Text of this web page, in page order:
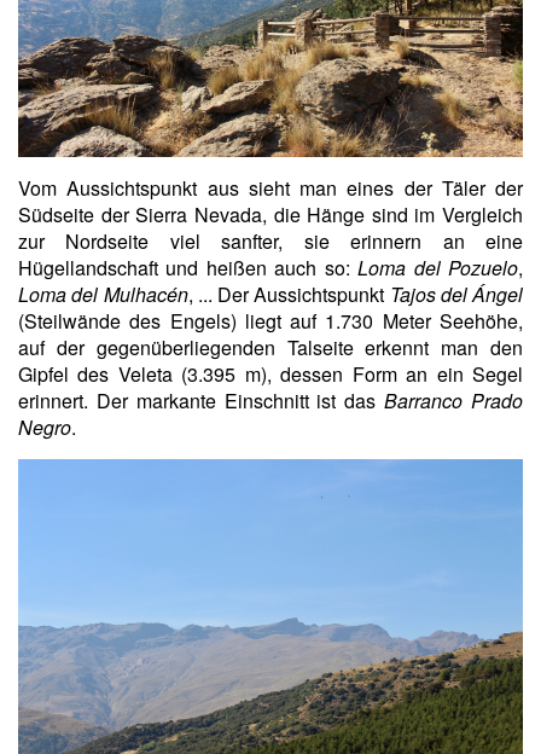
Vom Aussichtspunkt aus sieht man eines der Täler der
Südseite der Sierra Nevada, die Hänge sind im Vergleich
zur Nordseite viel sanfter, sie erinnern an eine
Hügellandschaft und heißen auch so:Loma del Pozuelo,
Loma del Mulhacén, ... Der Aussichtspunkt Tajos del Ángel
(Steilwände des Engels) liegt auf 1.730 Meter Seehöhe,
auf der gegenüberliegenden Talseite erkennt man den
Gipfel des Veleta (3.395 m), dessen Form an ein Segel
erinnert. Der markante Einschnitt ist dasBarranco Prado
Negro.